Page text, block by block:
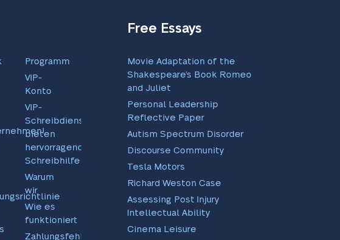
Programm
VIP-
Konto
VIP-
Schreibdienste
bieten
hervorragende
Schreibhilfe
Warum
wir
Wie es
funktioniert
Zahlungsfehler
Free Essays
Movie Adaptation of the
Shakespeare’s Book Romeo
and Juliet
Personal Leadership
Reflective Paper
Autism Spectrum Disorder
Discourse Community
Tesla Motors
Richard Weston Case
Assessing Post Injury
Intellectual Ability
Cinema Leisure